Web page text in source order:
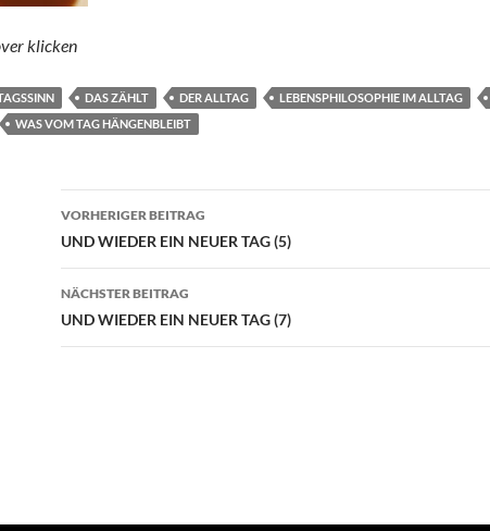
klicken
DAS ZÄHLT DER ALLTAG LEBENSPHILOSOPHIE IM ALLTAG
WAS VOM TAG HÄNGENBLEIBT
Beitragsnavigation
VORHERIGER BEITRAG
UND WIEDER EIN NEUER TAG (5)
NÄCHSTER BEITRAG
UND WIEDER EIN NEUER TAG (7)